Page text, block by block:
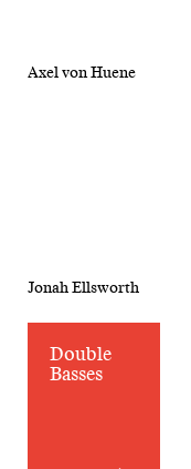
Axel von Huene
Jonah Ellsworth
Double
Basses